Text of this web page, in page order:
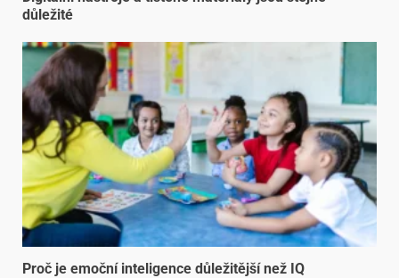
důležité
Proč je emoční inteligence důležitější než IQ